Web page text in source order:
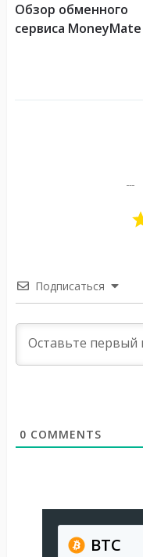
Обзор обменного
сервиса MoneyMate
Подписаться
0 COMMENTS
BTC